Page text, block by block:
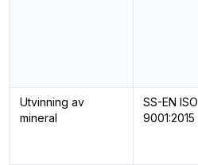
Utvinning av
mineral
SS-EN ISO
9001:2015